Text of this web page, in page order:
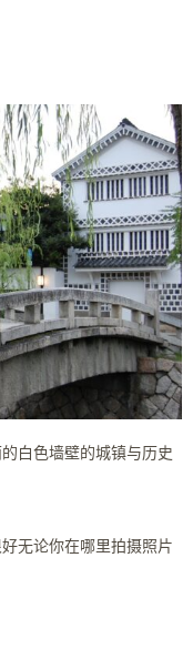
白色墙壁的城镇与历史
无论你在哪里拍摄照片